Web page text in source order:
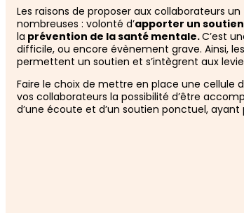
Les raisons de proposer aux collaborateurs un
nombreuses : volonté d’apporter un soutien
la prévention de la santé mentale.C’est
difficile, ou encore évènement grave. Ainsi,
permettent un soutien et s’intègrent aux
Faire le choix de mettre en place une cellule
vos collaborateurs la possibilité d’être
d’une écoute et d’un soutien ponctuel,